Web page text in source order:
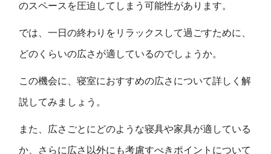
のスペースを圧迫してしまう可能性があります。
では、一日の終わりをリラックスして過ごすために、
どのくらいの広さが適しているのでしょうか。
この機会に、寝室におすすめの広さについて詳しく解
説してみましょう。
また、広さごとにどのような寝具や家具が適している
か、さらに広さ以外にも考慮すべきポイントについて